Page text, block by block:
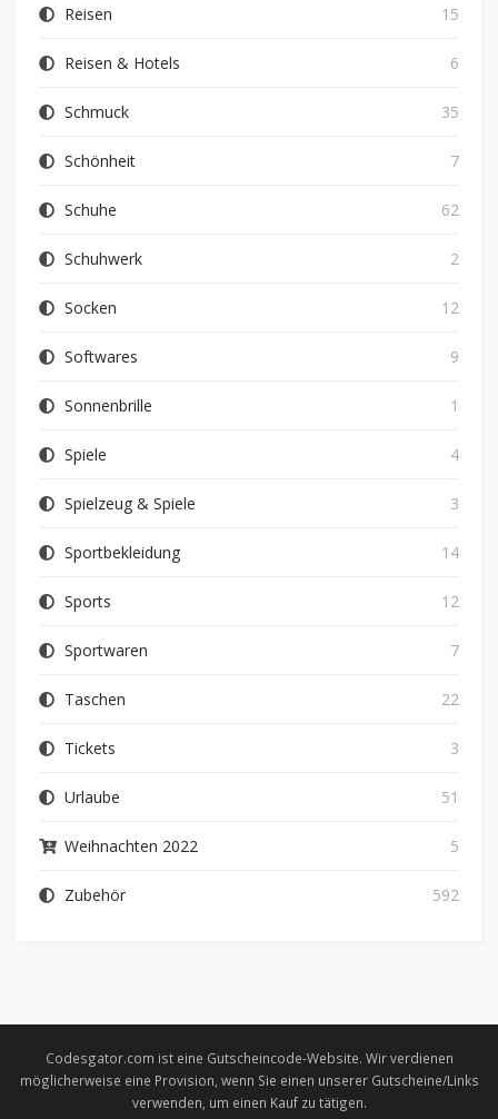
Reisen 15
Reisen & Hotels 6
Schmuck 35
Schönheit 7
Schuhe 62
Schuhwerk 2
Socken 12
Softwares 9
Sonnenbrille 1
Spiele 4
Spielzeug & Spiele 3
Sportbekleidung 14
Sports 12
Sportwaren 7
Taschen 22
Tickets 3
Urlaube 51
Weihnachten 2022 5
Zubehör 592
Codesgator.com ist eine Gutscheincode-Website. Wir verdienen
möglicherweise eine Provision, wenn Sie einen unserer Gutscheine/Links
verwenden, um einen Kauf zu tätigen.